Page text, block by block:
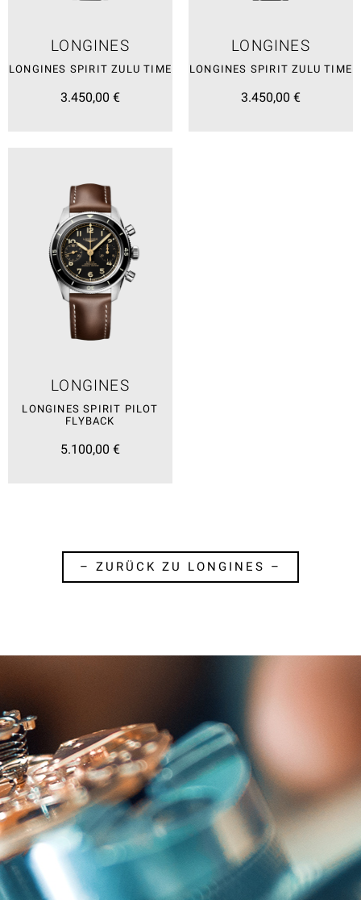
LONGINES
LONGINES SPIRIT ZULU TIME
3.450,00 €
LONGINES
LONGINES SPIRIT ZULU TIME
3.450,00 €
LONGINES
LONGINES SPIRIT PILOT
FLYBACK
5.100,00 €
– ZURÜCK ZU LONGINES –